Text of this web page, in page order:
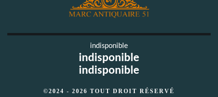
indisponible
indisponible
indisponible
©2024 - 2026 TOUT DROIT RÉSERVÉ